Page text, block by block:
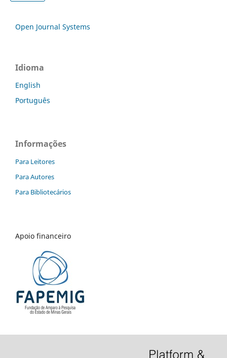
Open Journal Systems
Idioma
English
Português
Informações
Para Leitores
Para Autores
Para Bibliotecários
Apoio financeiro